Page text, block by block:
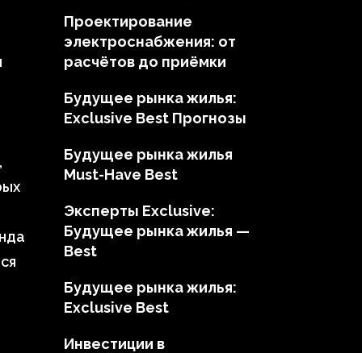
Проектирование
электроснабжения: от
расчётов до приёмки
Будущее рынка жилья:
Exclusive Best Прогнозы
Будущее рынка жилья
Must-Have Best
Эксперты Exclusive:
Будущее рынка жилья —
Best
Будущее рынка жилья:
Exclusive Best
Инвестиции в